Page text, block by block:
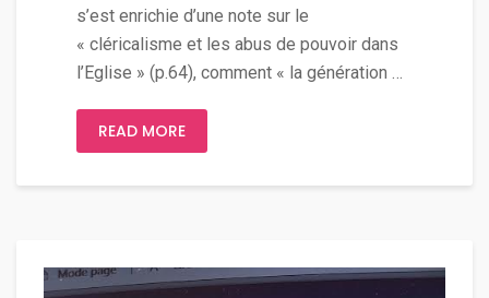
s’est enrichie d’une note sur le
« cléricalisme et les abus de pouvoir dans
l’Eglise » (p.64), comment « la génération …
READ MORE